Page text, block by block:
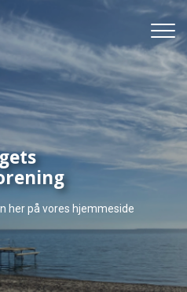
her på vores hjemmeside